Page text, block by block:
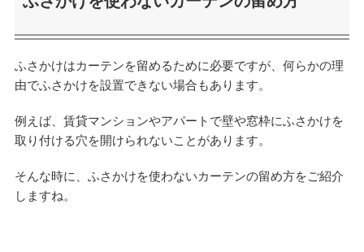
ふさかけはカーテンを留めるために必要ですが、何らかの理
由でふさかけを設置できない場合もあります。
例えば、賃貸マンションやアパートで壁や窓枠にふさかけを
取り付ける穴を開けられないことがあります。
そんな時に、ふさかけを使わないカーテンの留め方をご紹介
しますね。